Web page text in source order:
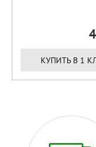
КУПИТЬ В 1